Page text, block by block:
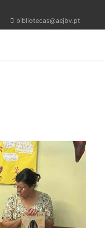
bibliotecas@aejbv.pt